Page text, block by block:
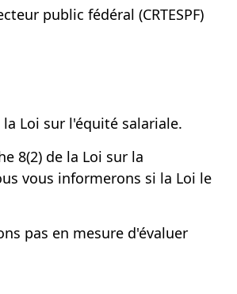
public fédéral (CRTESPF)
Loi sur l'équité salariale.
8(2) de la Loi sur la
vous informerons si la Loi le
pas en mesure d'évaluer